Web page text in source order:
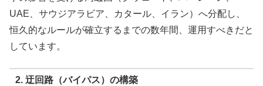
UAE、サウジアラビア、カタール、イラン）へ分配し、
恒久的なルールが確立するまでの数年間、運用すべきだと
しています。
2. 迂回路（バイパス）の構築